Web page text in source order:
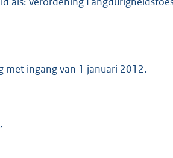
met ingang van 1 januari 2012.